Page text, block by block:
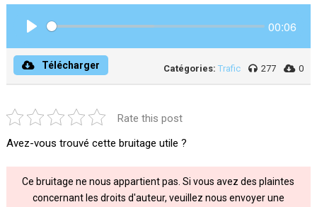
00:06
Télécharger Catégories: Trafic 277 0
Rate this post
Avez-vous trouvé cette bruitage utile ?
Ce bruitage ne nous appartient pas. Si vous avez des plaintes
concernant les droits d'auteur, veuillez nous envoyer une